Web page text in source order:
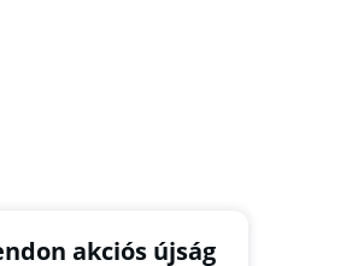
akciós újság